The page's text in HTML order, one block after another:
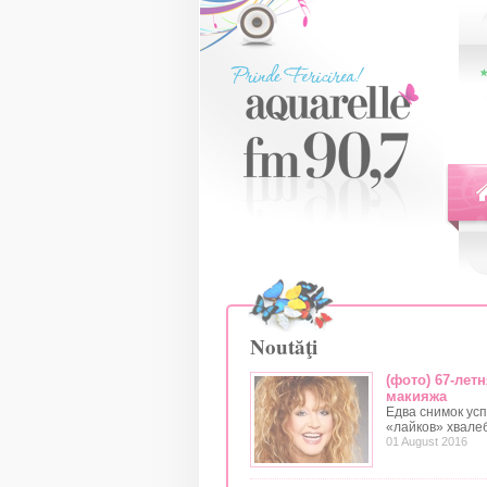
Noutăţi
(фото) 67-
макияжа
Едва снимок
«лайков»
01 August 2016